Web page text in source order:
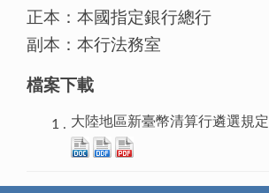
正本：本國指定銀行總行
副本：本行法務室
檔案下載
大陸地區新臺幣清算行遴選規定